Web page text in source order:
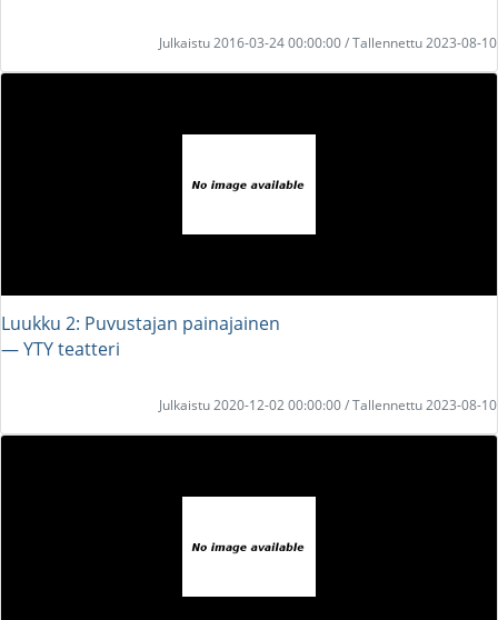
Julkaistu 2016-03-24 00:00:00 / Tallennettu 2023-08-10
Luukku 2: Puvustajan painajainen
― YTY teatteri
Julkaistu 2020-12-02 00:00:00 / Tallennettu 2023-08-10